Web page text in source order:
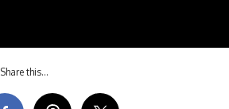
Share this…